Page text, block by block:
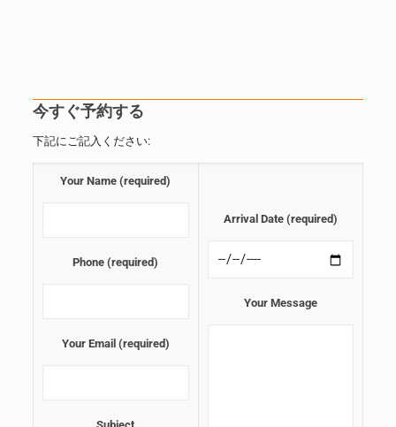
今すぐ予約する
下記にご記入ください:
Your Name (required)
Phone (required)
Your Email (required)
Arrival Date (required)
Your Message